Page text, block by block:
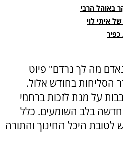
באוהל הרבי
איתי לוי
מה לך נרדם" פיוט
הסליחות בחודש אלול.
על מנת לזכות ברחמי
חדשה בלב השומעים. כלל
לטובת היכל החינוך והתורה